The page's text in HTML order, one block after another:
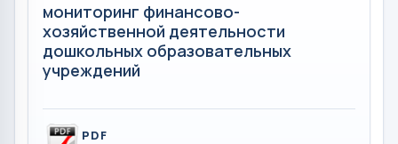
мониторинг финансово-
хозяйственной деятельности
дошкольных образовательных
учреждений
PDF